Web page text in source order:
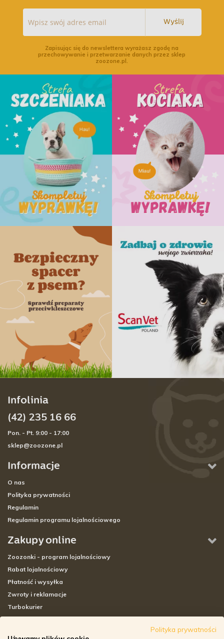
Wyślij
Zapisując się do newslettera wyrażasz zgodę na
przechowywanie i przetwarzanie danych przez sklep
zoozone.pl.
Informacje
O nas
Polityka prywatności
Regulamin
Regulamin programu lojalnościowego
Zakupy online
Zoozonki - program lojalnościowy
Rabat lojalnościowy
Płatność i wysyłka
Zwroty i reklamacje
Turbokurier
Infolinia
(42) 235 16 66
Pon. - Pt. 9:00 - 17:00
sklep@zoozone.pl
Polityka prywatności